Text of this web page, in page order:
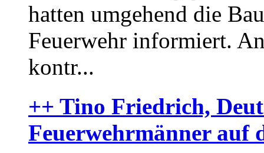
hatten umgehend die
Feuerwehr informiert.
kontr...
++ Tino Friedrich,
Feuerwehrmänner auf